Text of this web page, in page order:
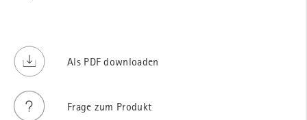
Als PDF downloaden
Frage zum Produkt